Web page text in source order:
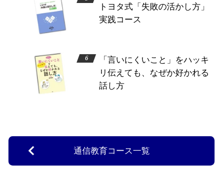
トヨタ式「失敗の活かし方」
実践コース
「言いにくいこと」をハッキ
リ伝えても、なぜか好かれる
話し方
通信教育コース一覧